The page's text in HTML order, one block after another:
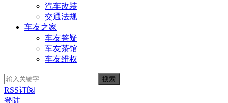
汽车改装
交通法规
车友之家
车友答疑
车友茶馆
车友维权
RSS订阅
登陆